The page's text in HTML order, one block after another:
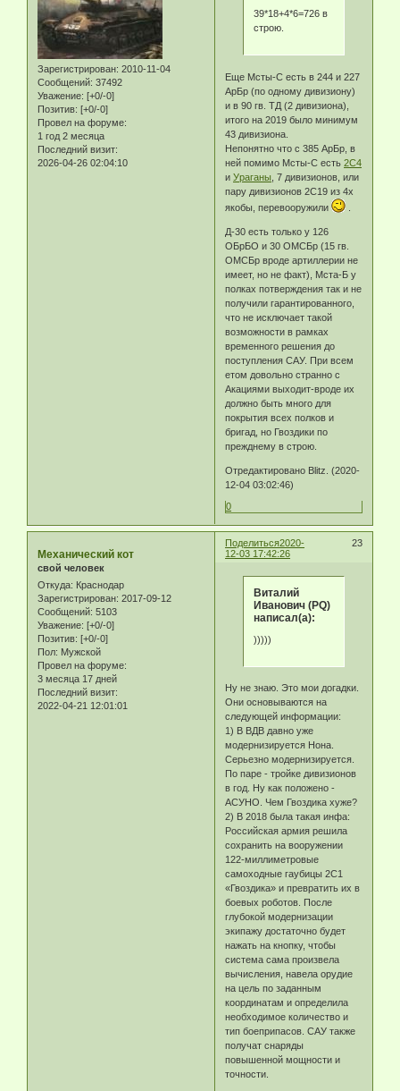
Зарегистрирован: 2010-11-04
Сообщений: 37492
Уважение: [+0/-0]
Позитив: [+0/-0]
Провел на форуме:
1 год 2 месяца
Последний визит:
2026-04-26 02:04:10
39*18+4*6=726 в
строю.
Еще Мсты-С есть в 244 и 227
АрБр (по одному дивизиону)
и в 90 гв. ТД (2 дивизиона),
итого на 2019 было минимум
43 дивизиона.
Непонятно что с 385 АрБр, в
ней помимо Мсты-С есть2С4
иУраганы , 7 дивизионов, или
пару дивизионов 2С19 из 4х
якобы, перевооружили
Д-30 есть только у 126
ОБрБО и 30 ОМСБр (15 гв.
ОМСБр вроде артиллерии не
имеет, но не факт), Мста-Б у
полках потверждения так и не
получили гарантированного,
что не исключает такой
возможности в рамках
временного решения до
поступления САУ. При всем
етом довольно странно с
Акациями выходит-вроде их
должно быть много для
покрытия всех полков и
бригад, но Гвоздики по
прежднему в строю.
Отредактировано Blitz. (2020-
12-04 03:02:46)
0
Поделиться 23
2020-
12-03 17:42:26
Механический кот
свой человек
Откуда: Краснодар
Зарегистрирован: 2017-09-12
Сообщений: 5103
Уважение: [+0/-0]
Позитив: [+0/-0]
Пол: Мужской
Провел на форуме:
3 месяца 17 дней
Последний визит:
2022-04-21 12:01:01
Виталий
Иванович (PQ)
написал(а):
)))))
Ну не знаю. Это мои догадки.
Они основываются на
следующей информации:
1) В ВДВ давно уже
модернизируется Нона.
Серьезно модернизируется.
По паре - тройке дивизионов
в год. Ну как положено -
АСУНО. Чем Гвоздика хуже?
2) В 2018 была такая инфа:
Российская армия решила
сохранить на вооружении
122-миллиметровые
самоходные гаубицы 2С1
«Гвоздика» и превратить их в
боевых роботов. После
глубокой модернизации
экипажу достаточно будет
нажать на кнопку, чтобы
система сама произвела
вычисления, навела орудие
на цель по заданным
координатам и определила
необходимое количество и
тип боеприпасов. САУ также
получат снаряды
повышенной мощности и
точности.